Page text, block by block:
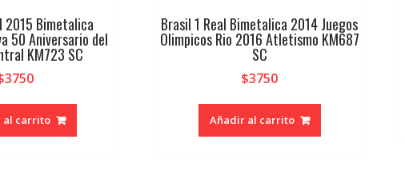
2015 Bimetalica
50 Aniversario del
KM723 SC
3750
al carrito
Brasil 1 Real Bimetalica 2014 Juegos
Olimpicos Rio 2016 Atletismo KM687
SC
$3750
Añadir al carrito